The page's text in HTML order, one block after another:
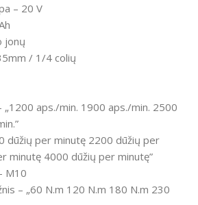
– 20 V
jonų
/ 1/4 colių
aps./min. 1900 aps./min. 2500
dūžių per minutę 2200 dūžių per
minutę 4000 dūžių per minutę”
M10
– „60 N.m 120 N.m 180 N.m 230